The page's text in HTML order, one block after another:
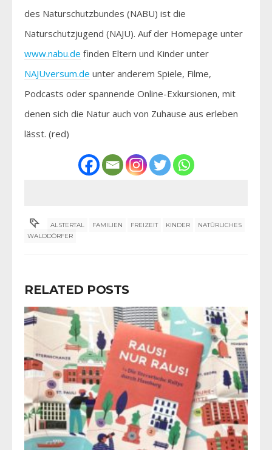
des Naturschutzbundes (NABU) ist die
Naturschutzjugend (NAJU). Auf der Homepage unter
www.nabu.de finden Eltern und Kinder unter
NAJUversum.de unter anderem Spiele, Filme,
Podcasts oder spannende Online-Exkursionen, mit
denen sich die Natur auch von Zuhause aus erleben
lässt. (red)
ALSTERTAL FAMILIEN FREIZEIT KINDER
NATÜRLICHES
WALDDÖRFER
RELATED POSTS